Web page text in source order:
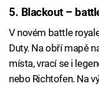
5. Blackout –
V novém battle
Duty. Na obří mapě
místa, vrací se i
nebo Richtofen. Na